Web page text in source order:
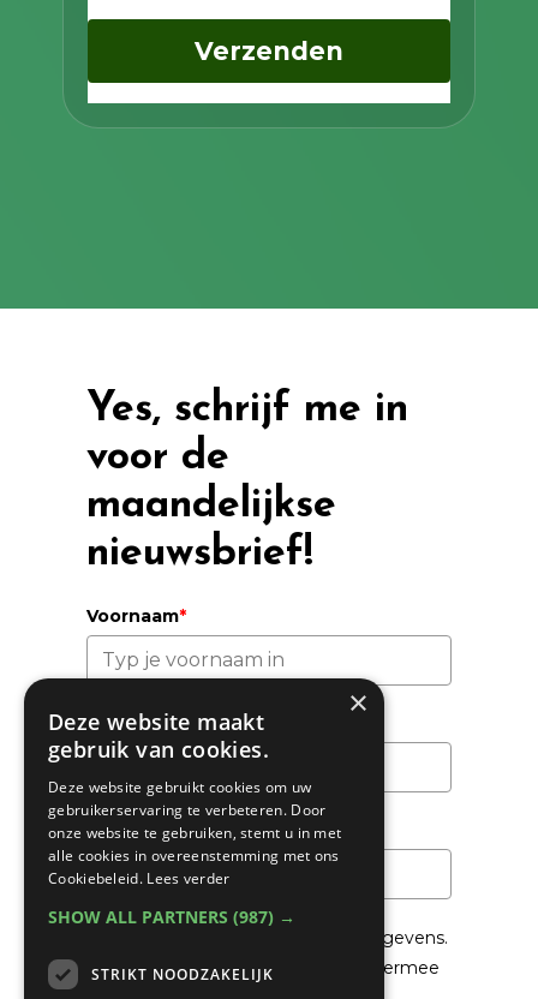
Verzenden
Yes, schrijf me in
voor de
maandelijkse
nieuwsbrief!
Voornaam*
Achternaam
Email*
We gaan voorzichtig om met je gegevens.
Lees in hetPrivacybeleid
hoe we hiermee
×
Deze website maakt
gebruik van cookies.
Deze website gebruikt cookies om uw
gebruikerservaring te verbeteren. Door
onze website te gebruiken, stemt u in met
alle cookies in overeenstemming met ons
Cookiebeleid. Lees verder
SHOW ALL PARTNERS (987) →
STRIKT NOODZAKELIJK